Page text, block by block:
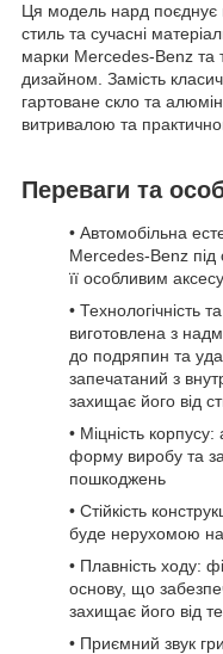
Ця модель нард поєднує
стиль та сучасні
марки Mercedes-Benz та
дизайном. Замість
гартоване скло та
витривалою та
Переваги та
• Автомобільна
Mercedes-Benz під
її особливим
• Технологічність
виготовлена з
до подряпин та
запечатаний з
захищає його від
• Міцність
форму виробу та
пошкоджень
• Стійкість
буде нерухомою на
• Плавність ходу:
основу, що
захищає його від
• Приємний звук